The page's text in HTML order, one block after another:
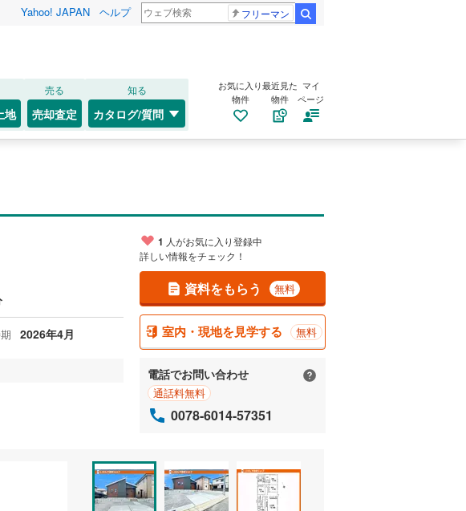
Yahoo! JAPAN ヘルプ フリーマン
地
売る
売却査定
知る
カタログ/質問
お気に入り
物件
最近見た
物件
マイ
ページ
2026年4月
1 人がお気に入り登録中
詳しい情報をチェック！
資料をもらう 無料
室内・現地を見学する 無料
電話でお問い合わせ
通話料無料
0078-6014-57351